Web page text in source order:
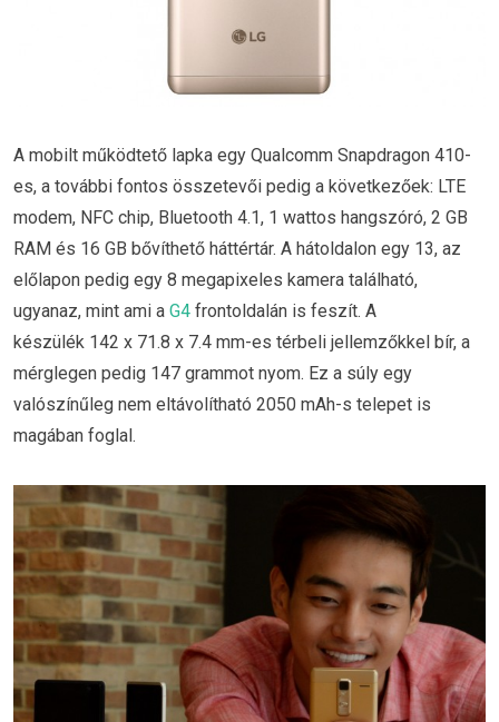
A mobilt működtető lapka egy Qualcomm Snapdragon 410-
es, a további fontos összetevői pedig a következőek: LTE
modem, NFC chip, Bluetooth 4.1, 1 wattos hangszóró, 2 GB
RAM és 16 GB bővíthető háttértár. A hátoldalon egy 13, az
előlapon pedig egy 8 megapixeles kamera található,
ugyanaz, mint ami a G4 frontoldalán is feszít. A
készülék 142 x 71.8 x 7.4 mm-es térbeli jellemzőkkel bír, a
mérglegen pedig 147 grammot nyom. Ez a súly egy
valószínűleg nem eltávolítható 2050 mAh-s telepet is
magában foglal.